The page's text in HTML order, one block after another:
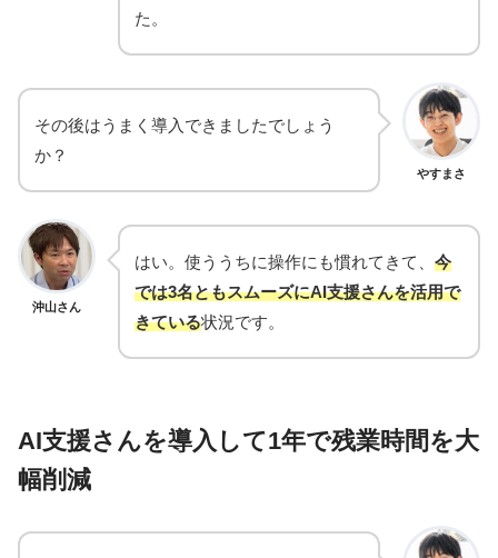
た。
やすまさ
その後はうまく導入できましたでしょう
か？
沖山さん
はい。使ううちに操作にも慣れてきて、 今
では3名ともスムーズにAI支援さんを活用で
きている状況です。
AI支援さんを導入して1年で残業時間を大
幅削減